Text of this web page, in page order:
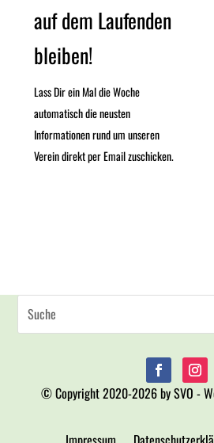
auf dem Laufenden
bleiben!
Lass Dir ein Mal die Woche
automatisch die neusten
Informationen rund um unseren
Verein direkt per Email zuschicken.
© Copyright 2020-2026 by SVO -